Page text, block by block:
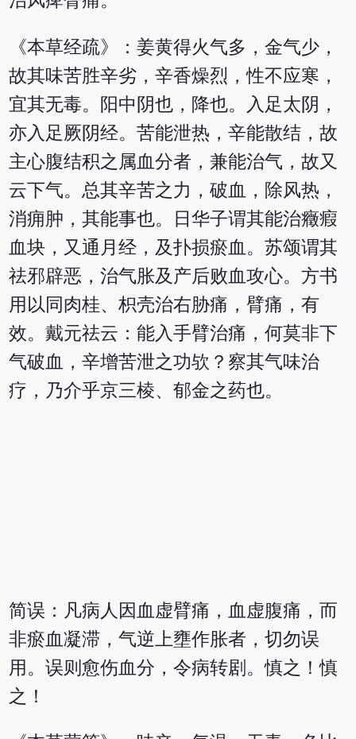
《本草经疏》：姜黄得火气多，金气少，
故其味苦胜辛劣，辛香燥烈，性不应寒，
宜其无毒。阳中阴也，降也。入足太阴，
亦入足厥阴经。苦能泄热，辛能散结，故
主心腹结积之属血分者，兼能治气，故又
云下气。总其辛苦之力，破血，除风热，
消痈肿，其能事也。日华子谓其能治癥瘕
血块，又通月经，及扑损瘀血。苏颂谓其
祛邪辟恶，治气胀及产后败血攻心。方书
用以同肉桂、枳壳治右胁痛，臂痛，有
效。戴元祛云：能入手臂治痛，何莫非下
气破血，辛增苦泄之功欤？察其气味治
疗，乃介乎京三棱、郁金之药也。
简误：凡病人因血虚臂痛，血虚腹痛，而
非瘀血凝滞，气逆上壅作胀者，切勿误
用。误则愈伤血分，令病转剧。慎之！慎
之！